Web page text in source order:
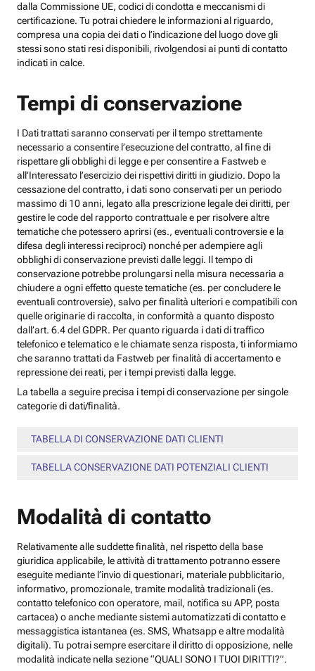
dalla Commissione UE, codici di condotta e meccanismi di
certificazione. Tu potrai chiedere le informazioni al riguardo,
compresa una copia dei dati o l’indicazione del luogo dove gli
stessi sono stati resi disponibili, rivolgendosi ai punti di contatto
indicati in calce.
Tempi di conservazione
I Dati trattati saranno conservati per il tempo strettamente
necessario a consentire l’esecuzione del contratto, al fine di
rispettare gli obblighi di legge e per consentire a Fastweb e
all’Interessato l’esercizio dei rispettivi diritti in giudizio. Dopo la
cessazione del contratto, i dati sono conservati per un periodo
massimo di 10 anni, legato alla prescrizione legale dei diritti, per
gestire le code del rapporto contrattuale e per risolvere altre
tematiche che potessero aprirsi (es., eventuali controversie e la
difesa degli interessi reciproci) nonché per adempiere agli
obblighi di conservazione previsti dalle leggi. Il tempo di
conservazione potrebbe prolungarsi nella misura necessaria a
chiudere a ogni effetto queste tematiche (es. per concludere le
eventuali controversie), salvo per finalità ulteriori e compatibili con
quelle originarie di raccolta, in conformità a quanto disposto
dall’art. 6.4 del GDPR. Per quanto riguarda i dati di traffico
telefonico e telematico e le chiamate senza risposta, ti informiamo
che saranno trattati da Fastweb per finalità di accertamento e
repressione dei reati, per i tempi previsti dalla legge.
La tabella a seguire precisa i tempi di conservazione per singole
categorie di dati/finalità.
TABELLA DI CONSERVAZIONE DATI CLIENTI
TABELLA CONSERVAZIONE DATI POTENZIALI CLIENTI
Modalità di contatto
Relativamente alle suddette finalità, nel rispetto della base
giuridica applicabile, le attività di trattamento potranno essere
eseguite mediante l’invio di questionari, materiale pubblicitario,
informativo, promozionale, tramite modalità tradizionali (es.
contatto telefonico con operatore, mail, notifica su APP, posta
cartacea) o anche mediante sistemi automatizzati di contatto e
messaggistica istantanea (es. SMS, Whatsapp e altre modalità
digitali). Tu potrai sempre esercitare il diritto di opposizione, nelle
modalità indicate nella sezione “QUALI SONO I TUOI DIRITTI?”.